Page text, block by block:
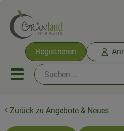
Registrieren
Mobiles Menu
Ökokisten
Zurück zu Angebote & Neues